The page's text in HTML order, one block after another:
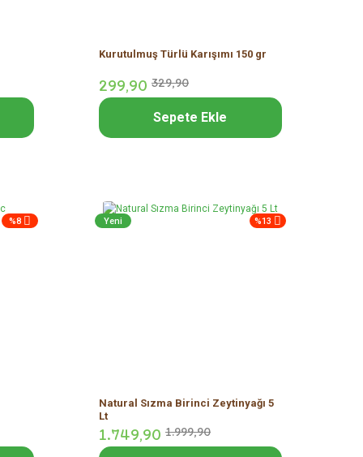
Kurutulmuş Türlü Karışımı 150 gr
299,90 329,90
Sepete Ekle
%8 %13
Yeni
Natural Sızma Birinci Zeytinyağı 5
Lt
1.749,90 1.999,90